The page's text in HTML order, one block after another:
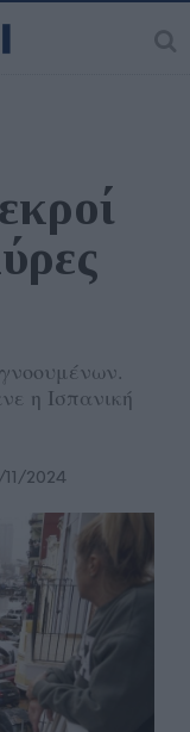
η Ισπανική
11/2024